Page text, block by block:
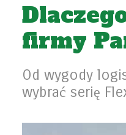
firmy
Od wygody
wybrać serię